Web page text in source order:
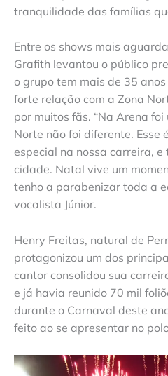
tranquilidade das famílias
Entre os shows mais
Grafith levantou o público
o grupo tem mais de 35
forte relação com a Zona
por muitos fãs. “Na Arena foi
Norte não foi diferente. Esse
especial na nossa carreira,
cidade. Natal vive um
tenho a parabenizar toda a
vocalista Júnior.
Henry Freitas, natural de
protagonizou um dos
cantor consolidou sua
e já havia reunido 70 mil
durante o Carnaval deste
feito ao se apresentar no